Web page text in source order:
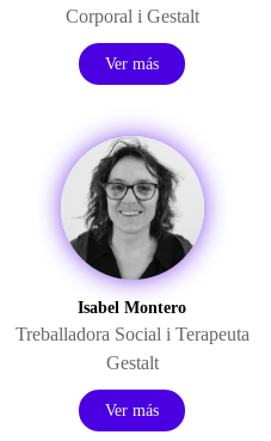
Corporal i Gestalt
Ver más
Isabel Montero
Treballadora Social i Terapeuta
Gestalt
Ver más